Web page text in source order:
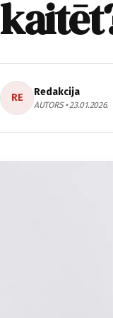
RE Redakcija
AUTORS • 23.01.2026.